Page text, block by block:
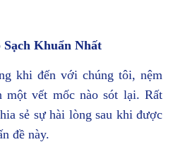
Sạch Khuẩn Nhất
khi đến với chúng tôi, nệm
một vết mốc nào sót lại. Rất
sẻ sự hài lòng sau khi được
đề này.